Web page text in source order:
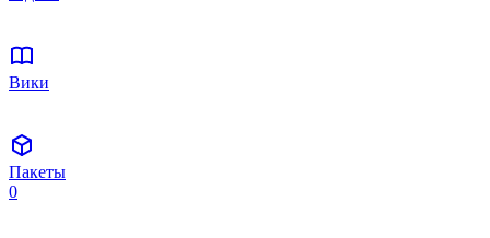
Вики
Пакеты
0